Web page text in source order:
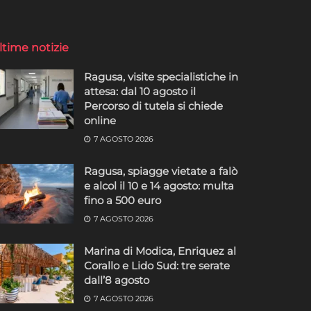
notizie
Ragusa, visite specialistiche in
attesa: dal 10 agosto il
Percorso di tutela si chiede
online
7 AGOSTO 2026
Ragusa, spiagge vietate a falò
e alcol il 10 e 14 agosto: multa
fino a 500 euro
7 AGOSTO 2026
Marina di Modica, Enriquez al
Corallo e Lido Sud: tre serate
dall’8 agosto
7 AGOSTO 2026